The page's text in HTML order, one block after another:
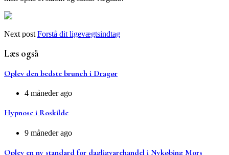
Next post Forstå dit ligevægtsindtag
Læs også
Oplev den bedste brunch i Dragør
4 måneder ago
Hypnose i Roskilde
9 måneder ago
Oplev en ny standard for dagligvarehandel i Nykøbing Mors